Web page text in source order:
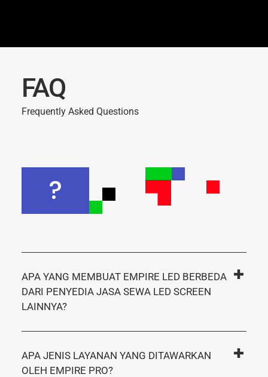
FAQ
Frequently Asked Questions
?
APA YANG MEMBUAT EMPIRE LED BERBEDA
DARI PENYEDIA JASA SEWA LED SCREEN
LAINNYA?
APA JENIS LAYANAN YANG DITAWARKAN
OLEH EMPIRE PRO?